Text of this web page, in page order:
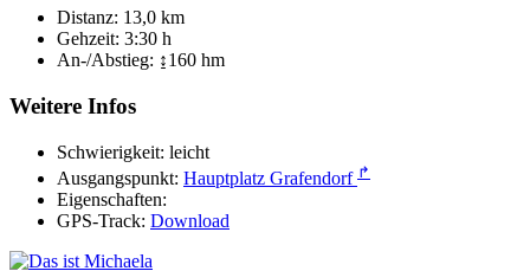
Distanz: 13,0 km
Gehzeit: 3:30 h
An-/Abstieg: ↨160 hm
Weitere Infos
Schwierigkeit: leicht
Ausgangspunkt: Hauptplatz Grafendorf ↱
Eigenschaften:
GPS-Track: Download